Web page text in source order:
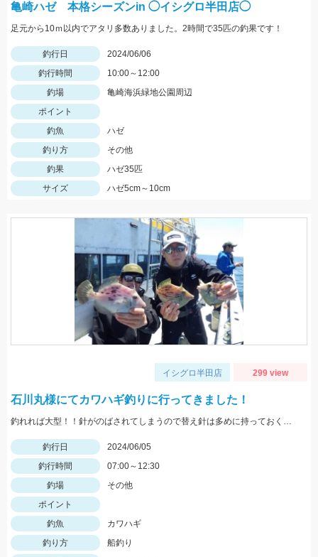
亀崎ハゼ 本格シーズンin ◯イシグロ半田店◯
足元から10ｍ以内でアタリ多数ありました。2時間で35匹の釣果です！
釣行日
2024/06/06
釣行時間
10:00～12:00
釣場
亀崎海浜緑地公園周辺
ポイント
釣魚
ハゼ
釣り方
その他
釣果
ハゼ35匹
サイズ
ハゼ5cm～10cm
イシグロ半田店 299 view
石川丸様にてカワハギ釣りに行ってきました！
釣れれば大型！！針がのばされてしまうので替え針は多めに持っておくのがおススメです！
釣行日
2024/06/05
釣行時間
07:00～12:30
釣場
その他
ポイント
釣魚
カワハギ
釣り方
船釣り